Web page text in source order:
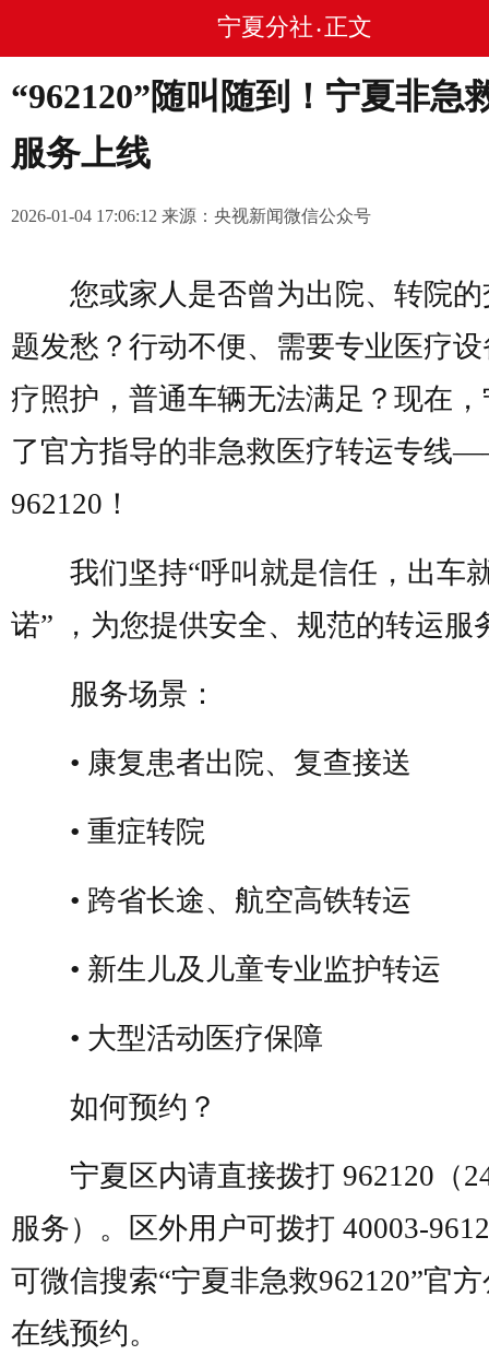
宁夏分社 • 正文
“962120”随叫随到！宁夏非急
服务上线
2026-01-04 17:06:12 来源：央视新闻微信公众号
您或家人是否曾为出院、转院的
题发愁？行动不便、需要专业医疗
疗照护，普通车辆无法满足？现在
了官方指导的非急救医疗转运专线
962120 ！
我们坚持“呼叫就是信任，出车
诺” ，为您提供安全、规范的转运服
服务场景：
• 康复患者出院、复查接送
• 重症转院
• 跨省长途、航空高铁转运
• 新生儿及儿童专业监护转运
• 大型活动医疗保障
如何预约？
宁夏区内请直接拨打 962120 （
服务）。
区外用户可拨打 40003-
可微信搜索“宁夏非急救962120”官方
在线预约。